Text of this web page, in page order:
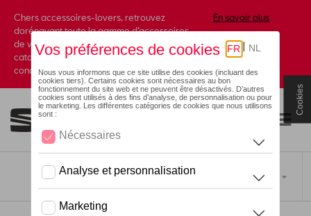
Chers accessoires-lovers, retrouvez
dorénavant toute la gamme d’accessoires
de votre marque préférée sous forme de
catalogue à commander auprès de votre
concessionaire.
En savoir plus
Cookies